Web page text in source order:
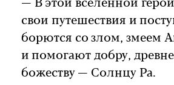
— В этой вселенной
свои путешествия и
борются со злом, змеем
и помогают добру,
божеству — Солнцу Ра.